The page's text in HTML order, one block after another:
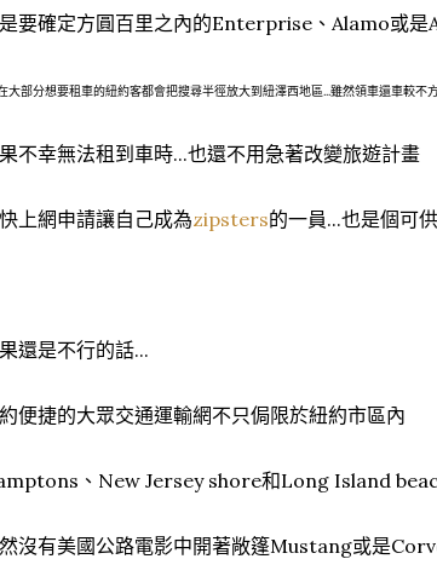
要確定方圓百里之內的Enterprise、Alamo或是
大部分想要租車的紐約客都會把搜尋半徑放大到紐澤西地區...雖然領車還車較不
不幸無法租到車時...也還不用急著改變旅遊計畫
上網申請讓自己成為zipsters的一員...也是個可
還是不行的話...
便捷的大眾交通運輸網不只侷限於紐約市區內
、New Jersey shore和Long Island
沒有美國公路電影中開著敞篷Mustang或是